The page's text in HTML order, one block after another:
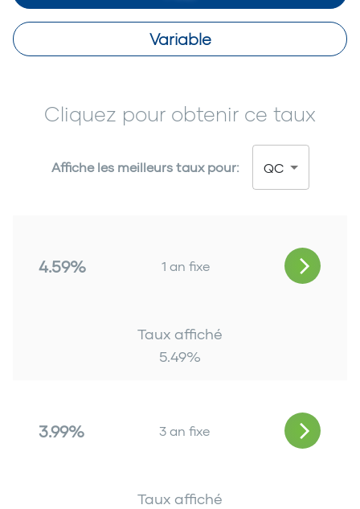
Variable
Cliquez pour obtenir ce taux
Affiche les meilleurs taux pour: QC
4.59% 1 an fixe
Taux affiché
5.49%
3.99% 3 an fixe
Taux affiché